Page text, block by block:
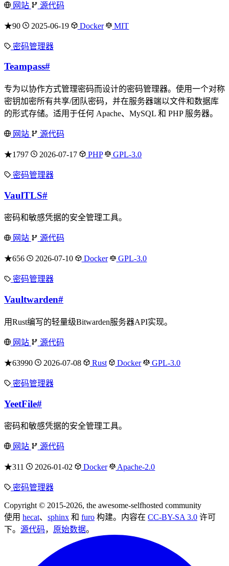
网站 源代码
★90 2025-06-19 Docker MIT
密码管理器
Teampass#
专为以协作方式管理密码而设计的密码管理器。使用一个对称
密钥加密所有共享/团队密码，并在服务器端以文件和数据库
的形式存储。适用于任何 Apache、MySQL 和 PHP 服务器。
网站 源代码
★1797 2026-07-17 PHP GPL-3.0
密码管理器
VaulTLS#
密码和敏感凭据的安全管理工具。
网站 源代码
★656 2026-07-10 Docker GPL-3.0
密码管理器
Vaultwarden#
用Rust编写的轻量级Bitwarden服务器API实现。
网站 源代码
★63990 2026-07-08 Rust Docker GPL-3.0
密码管理器
YeetFile#
密码和敏感凭据的安全管理工具。
网站 源代码
★311 2026-01-02 Docker Apache-2.0
密码管理器
Copyright © 2015-2026, the awesome-selfhosted community
使用 hecat、 sphinx 和 furo 构建。内容在 CC-BY-SA 3.0 许可
下。 源代码， 原始数据。